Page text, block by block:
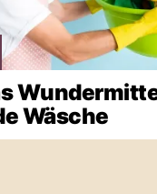
Wäsche